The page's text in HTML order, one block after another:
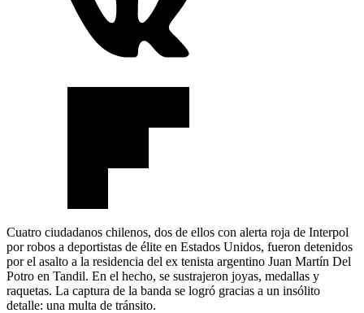
Cuatro ciudadanos chilenos, dos de ellos con alerta roja de Interpol
por robos a deportistas de élite en Estados Unidos, fueron detenidos
por el asalto a la residencia del ex tenista argentino Juan Martín Del
Potro en Tandil. En el hecho, se sustrajeron joyas, medallas y
raquetas. La captura de la banda se logró gracias a un insólito
detalle: una multa de tránsito.